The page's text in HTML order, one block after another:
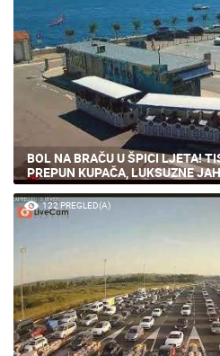
BOL NA BRAČU U ŠPICI LJETA!
PREPUN KUPAČA, LUKSUZNE
122 PREGLED(A)